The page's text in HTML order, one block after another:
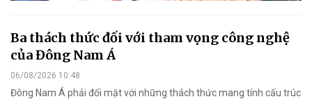
Ba thách thức đối với tham vọng công nghệ
của Đông Nam Á
06/08/2026 10:48
Đông Nam Á phải đối mặt với những thách thức mang tính cấu trúc